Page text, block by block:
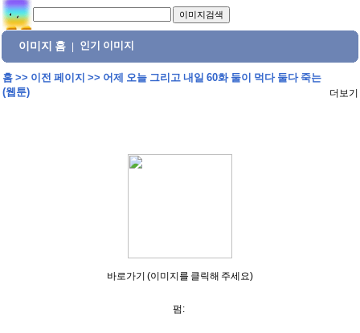
이미지 홈 인기 이미지
홈>> 이전 페이지 >> 어제 오늘 그리고 내일 60화 둘이 먹다 둘다 죽는
(웹툰)
더보기
바로가기 (이미지를 클릭해 주세요)
펌: